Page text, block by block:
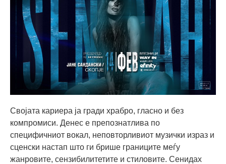
Својата кариера ја гради храбро, гласно и без
компромиси. Денес е препознатлива по
специфичниот вокал, неповторливиот музички израз и
сценски настап што ги брише границите меѓу
жанровите, сензибилитетите и стиловите. Сенидах